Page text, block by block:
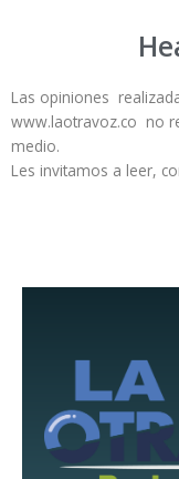
Las opiniones
www.laotravoz.co no
medio.
Les invitamos a leer,